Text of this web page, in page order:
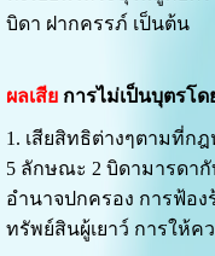
บิดา ฝากครรภ์ เป็นต้น
ผลเสีย การไม่เป็นบุตรโ
1. เสียสิทธิต่างๆตามที่ก
5 ลักษณะ 2 บิดามารดา
อำนาจปกครอง การฟ้อ
ทรัพย์สินผู้เยาว์ การให้